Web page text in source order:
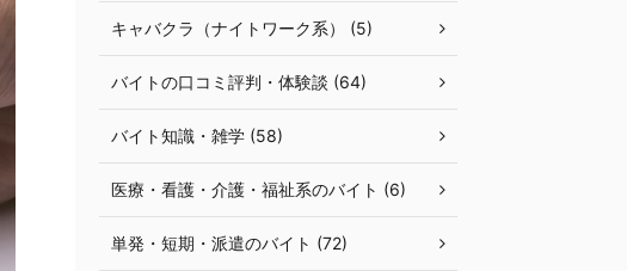
キャバクラ（ナイトワーク系） (5)
バイトの口コミ評判・体験談 (64)
バイト知識・雑学 (58)
医療・看護・介護・福祉系のバイト (6)
単発・短期・派遣のバイト (72)